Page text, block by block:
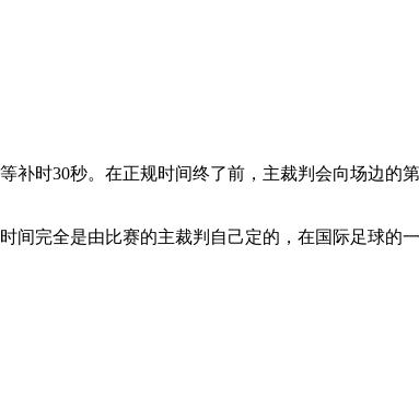
时30秒。在正规时间终了前，主裁判会向场边的
完全是由比赛的主裁判自己定的，在国际足球的